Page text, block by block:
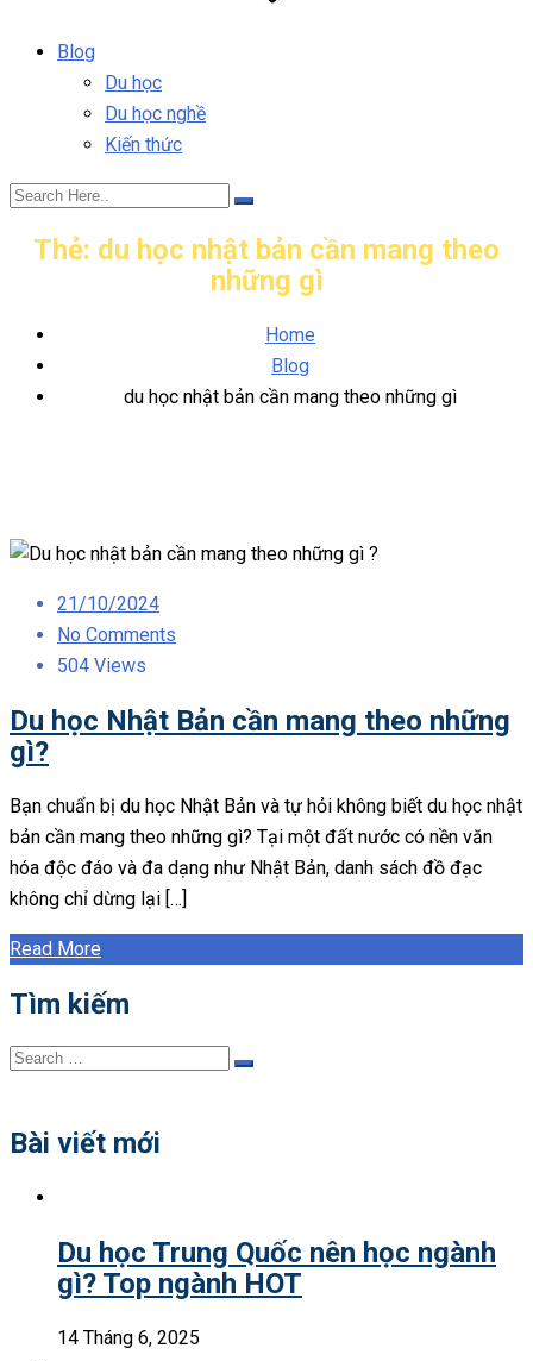
Blog
Du học
Du học nghề
Kiến thức
Thẻ: du học nhật bản cần mang theo
những gì
Home
Blog
du học nhật bản cần mang theo những gì
Posted
on
21/10/2024
No Comments
504 Views
Du học Nhật Bản cần mang theo những
gì?
Bạn chuẩn bị du học Nhật Bản và tự hỏi không biết du học nhật
bản cần mang theo những gì? Tại một đất nước có nền văn
hóa độc đáo và đa dạng như Nhật Bản, danh sách đồ đạc
không chỉ dừng lại […]
Read More
Tìm kiếm
Search
Search
Bài viết mới
Du học Trung Quốc nên học ngành
gì? Top ngành HOT
14 Tháng 6, 2025